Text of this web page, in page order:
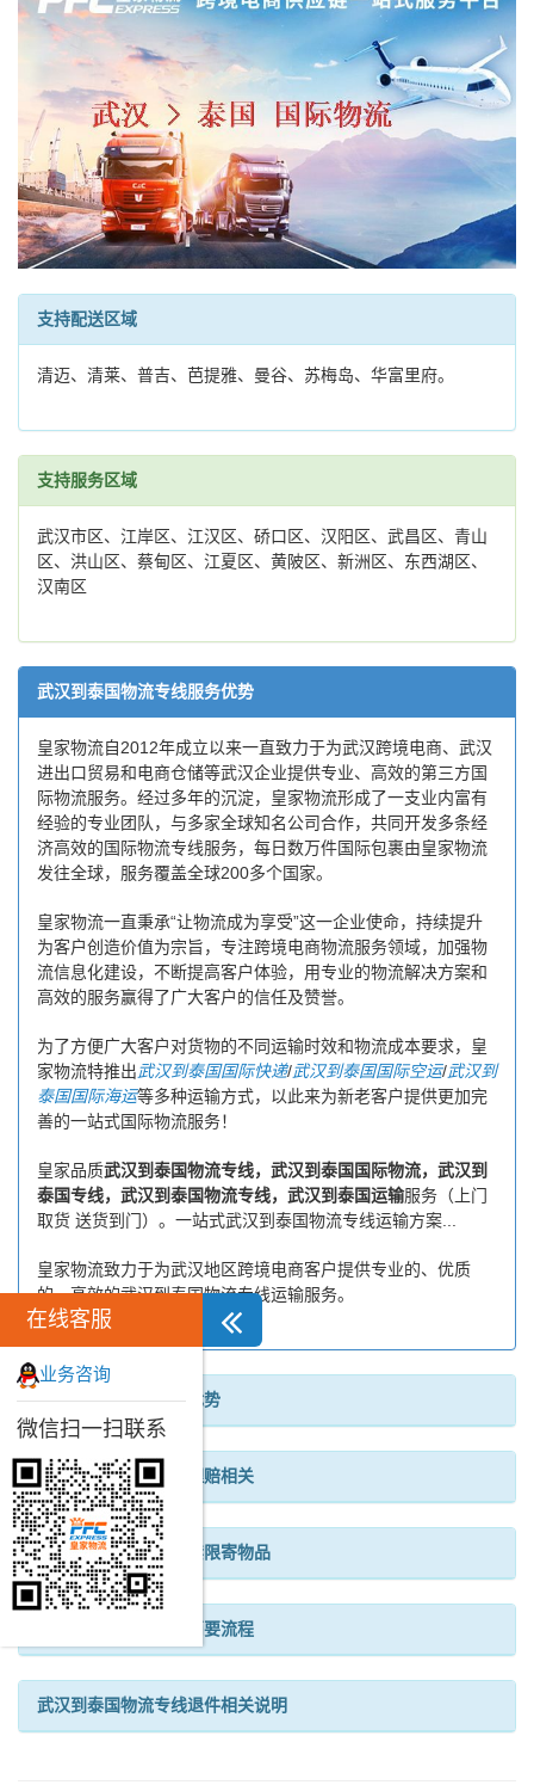
支持配送区域
清迈、清莱、普吉、芭提雅、曼谷、苏梅岛、华富里府。
支持服务区域
武汉市区、江岸区、江汉区、硚口区、汉阳区、武昌区、青山
区、洪山区、蔡甸区、江夏区、黄陂区、新洲区、东西湖区、
汉南区
武汉到泰国物流专线服务优势
皇家物流自2012年成立以来一直致力于为武汉跨境电商、武汉
进出口贸易和电商仓储等武汉企业提供专业、高效的第三方国
际物流服务。经过多年的沉淀，皇家物流形成了一支业内富有
经验的专业团队，与多家全球知名公司合作，共同开发多条经
济高效的国际物流专线服务，每日数万件国际包裹由皇家物流
发往全球，服务覆盖全球200多个国家。
皇家物流一直秉承“让物流成为享受”这一企业使命，持续提升
为客户创造价值为宗旨，专注跨境电商物流服务领域，加强物
流信息化建设，不断提高客户体验，用专业的物流解决方案和
高效的服务赢得了广大客户的信任及赞誉。
为了方便广大客户对货物的不同运输时效和物流成本要求，皇
家物流特推出武汉到泰国国际快递/武汉到泰国国际空运/武汉到
泰国国际海运等多种运输方式，以此来为新老客户提供更加完
善的一站式国际物流服务！
皇家品质武汉到泰国物流专线，武汉到泰国国际物流，武汉到
泰国专线，武汉到泰国物流专线，武汉到泰国运输服务（上门
取货 送货到门）。一站式武汉到泰国物流专线运输方案...
皇家物流致力于为武汉地区跨境电商客户提供专业的、优质
的、高效的武汉到泰国物流专线运输服务。
武汉到泰国物流专线优势
武汉到泰国物流专线理赔相关
武汉到泰国物流专线禁限寄物品
武汉到泰国物流专线简要流程
武汉到泰国物流专线退件相关说明
在线客服
业务咨询
微信扫一扫联系